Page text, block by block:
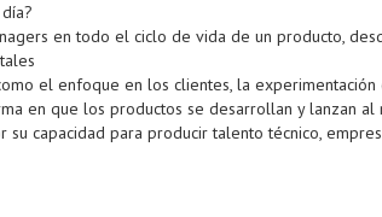
en todo el ciclo de vida de un producto,
el enfoque en los clientes, la experimentación
en que los productos se desarrollan y lanzan al
su capacidad para producir talento técnico,